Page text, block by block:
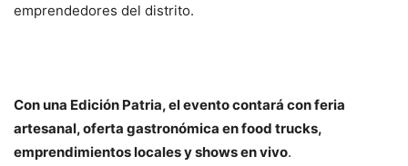
emprendedores del distrito.
Con una Edición Patria, el evento contará con feria
artesanal, oferta gastronómica en food trucks,
emprendimientos locales y shows en vivo.